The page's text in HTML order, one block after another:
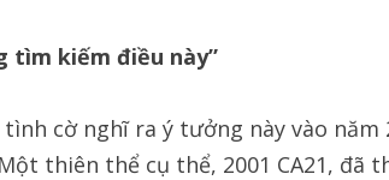
tìm kiếm điều này”
tình cờ nghĩ ra ý tưởng này vào
thiên thể cụ thể, 2001 CA21, đã